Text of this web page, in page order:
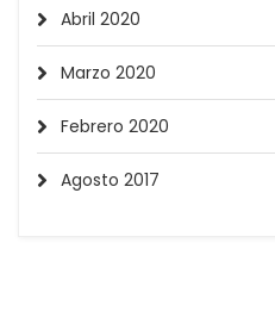
Abril 2020
Marzo 2020
Febrero 2020
Agosto 2017